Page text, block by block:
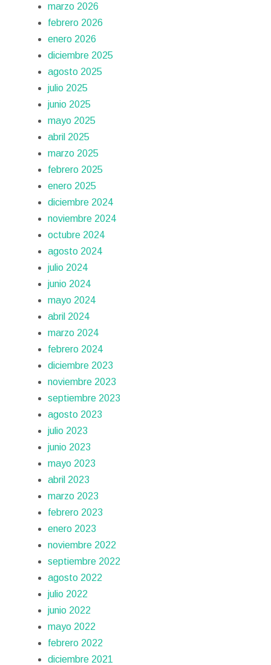
marzo 2026
febrero 2026
enero 2026
diciembre 2025
agosto 2025
julio 2025
junio 2025
mayo 2025
abril 2025
marzo 2025
febrero 2025
enero 2025
diciembre 2024
noviembre 2024
octubre 2024
agosto 2024
julio 2024
junio 2024
mayo 2024
abril 2024
marzo 2024
febrero 2024
diciembre 2023
noviembre 2023
septiembre 2023
agosto 2023
julio 2023
junio 2023
mayo 2023
abril 2023
marzo 2023
febrero 2023
enero 2023
noviembre 2022
septiembre 2022
agosto 2022
julio 2022
junio 2022
mayo 2022
febrero 2022
diciembre 2021